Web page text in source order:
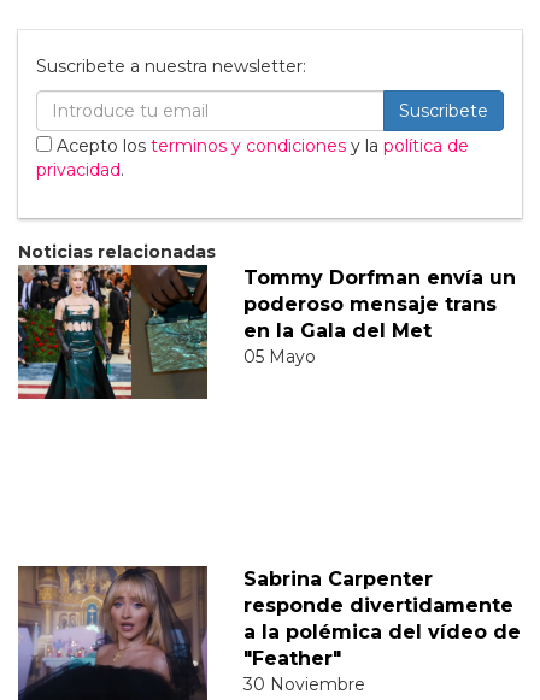
Suscribete a nuestra newsletter:
Suscribete
Acepto los terminos y condiciones y la política de
privacidad.
Noticias relacionadas
Tommy Dorfman envía un
poderoso mensaje trans
en la Gala del Met
05 Mayo
Sabrina Carpenter
responde divertidamente
a la polémica del vídeo de
"Feather"
30 Noviembre